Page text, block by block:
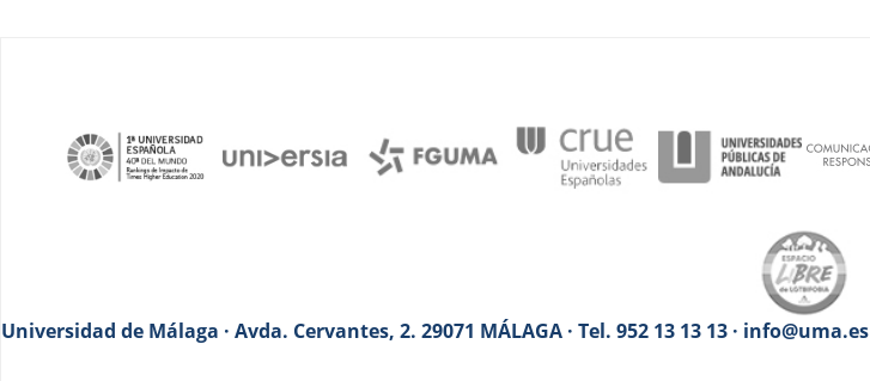
Universidad de Málaga · Avda. Cervantes, 2. 29071 MÁLAGA · Tel. 952 13 13 13 · info@uma.es